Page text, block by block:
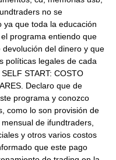
no se
que toda la educación
programa entiendo que
del dinero y que
políticas legales de cada
START: COSTO
Declaro que de
programa y conozco
como lo son provisión de
de ifundtraders,
y otros varios costos
que este pago